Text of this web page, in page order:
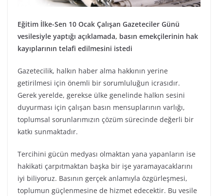
Eğitim İlke-Sen 10 Ocak Çalışan Gazeteciler Günü
vesilesiyle yaptığı açıklamada, basın emekçilerinin hak
kayıplarının telafi edilmesini istedi
Gazetecilik, halkın haber alma hakkının yerine
getirilmesi için önemli bir sorumluluğun icrasıdır.
Gerek yerelde, gerekse ülke genelinde halkın sesini
duyurması için çalışan basın mensuplarının varlığı,
toplumsal sorunlarımızın çözüm sürecinde değerli bir
katkı sunmaktadır.
Tercihini gücün medyası olmaktan yana yapanların ise
hakikati çarpıtmaktan başka bir işe yaramayacaklarını
iyi biliyoruz. Basının gerçek anlamıyla özgürleşmesi,
toplumun güçlenmesine de hizmet edecektir. Bu vesile